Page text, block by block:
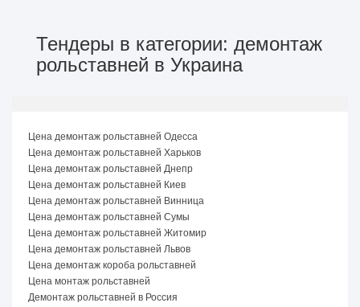
Тендеры в категории: демонтаж
рольставней в Украина
Цена демонтаж рольставней Одесса
Цена демонтаж рольставней Харьков
Цена демонтаж рольставней Днепр
Цена демонтаж рольставней Киев
Цена демонтаж рольставней Винница
Цена демонтаж рольставней Сумы
Цена демонтаж рольставней Житомир
Цена демонтаж рольставней Львов
Цена демонтаж короба рольставней
Цена монтаж рольставней
Демонтаж рольставней в Россия